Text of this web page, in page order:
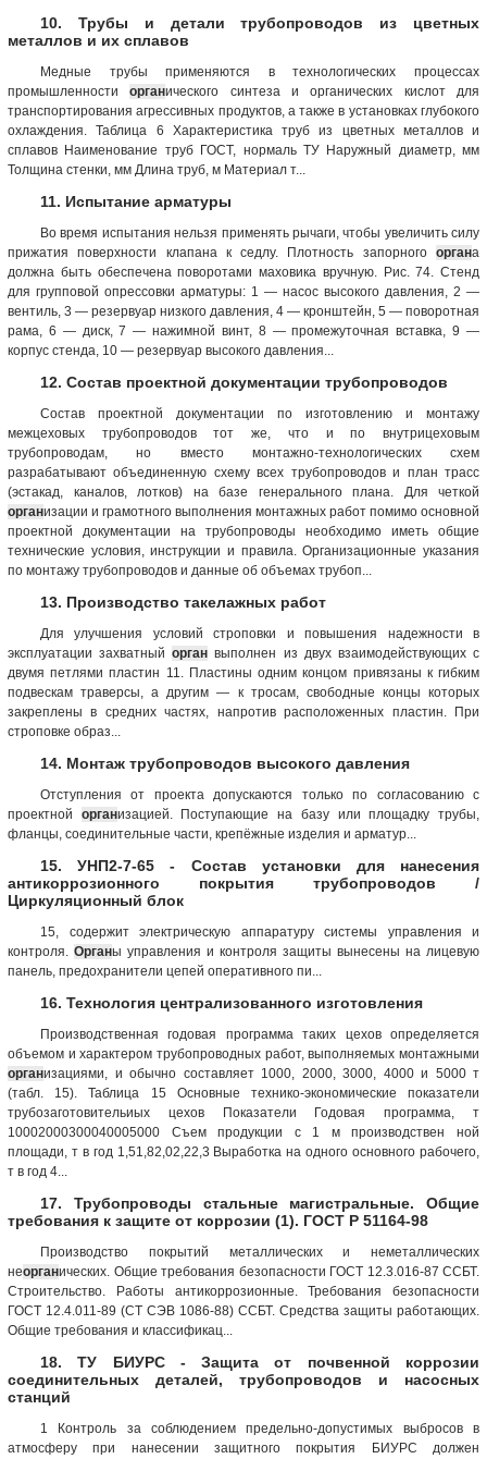
10. Трубы и детали трубопроводов из цветных
металлов и их сплавов
Медные трубы применяются в технологических процессах
промышленностиорганического синтеза и органических кислот для
транспортирования агрессивных продуктов, а также в установках глубокого
охлаждения. Таблица 6 Характеристика труб из цветных металлов и
сплавов Наименование труб ГОСТ, нормаль ТУ Наружный диаметр, мм
Толщина стенки, мм Длина труб, м Материал т...
11. Испытание арматуры
Во время испытания нельзя применять рычаги, чтобы увеличить силу
прижатия поверхности клапана к седлу. Плотность запорного органа
должна быть обеспечена поворотами маховика вручную. Рис. 74. Стенд
для групповой опрессовки арматуры: 1 — насос высокого давления, 2 —
вентиль, 3 — резервуар низкого давления, 4 — кронштейн, 5 — поворотная
рама, 6 — диск, 7 — нажимной винт, 8 — промежуточная вставка, 9 —
корпус стенда, 10 — резервуар высокого давления...
12. Состав проектной документации трубопроводов
Состав проектной документации по изготовлению и монтажу
межцеховых трубопроводов тот же, что и по внутрицеховым
трубопроводам, но вместо монтажно-технологических схем
разрабатывают объединенную схему всех трубопроводов и план трасс
(эстакад, каналов, лотков) на базе генерального плана. Для четкой
организации и грамотного выполнения монтажных работ помимо основной
проектной документации на трубопроводы необходимо иметь общие
технические условия, инструкции и правила. Организационные указания
по монтажу трубопроводов и данные об объемах трубоп...
13. Производство такелажных работ
Для улучшения условий строповки и повышения надежности в
эксплуатации захватныйорган выполнен из двух взаимодействующих с
двумя петлями пластин 11. Пластины одним концом привязаны к гибким
подвескам траверсы, а другим — к тросам, свободные концы которых
закреплены в средних частях, напротив расположенных пластин. При
строповке образ...
14. Монтаж трубопроводов высокого давления
Отступления от проекта допускаются только по согласованию с
проектной организацией. Поступающие на базу или площадку трубы,
фланцы, соединительные части, крепёжные изделия и арматур...
15. УНП2-7-65 - Состав установки для нанесения
антикоррозионного покрытия трубопроводов /
Циркуляционный блок
15, содержит электрическую аппаратуру системы управления и
контроля. Органы управления и контроля защиты вынесены на лицевую
панель, предохранители цепей оперативного пи...
16. Технология централизованного изготовления
Производственная годовая программа таких цехов определяется
объемом и характером трубопроводных работ, выполняемых монтажными
организациями, и обычно составляет 1000, 2000, 3000, 4000 и 5000 т
(табл. 15). Таблица 15 Основные технико-экономические показатели
трубозаготовительиых цехов Показатели Годовая программа, т
10002000300040005000 Съем продукции с 1 м производствен ной
площади, т в год 1,51,82,02,22,3 Выработка на одного основного рабочего,
т в год 4...
17. Трубопроводы стальные магистральные. Общие
требования к защите от коррозии (1). ГОСТ Р 51164-98
Производство покрытий металлических и неметаллических
неорганических. Общие требования безопасности ГОСТ 12.3.016-87 ССБТ.
Строительство. Работы антикоррозионные. Требования безопасности
ГОСТ 12.4.011-89 (СТ СЭВ 1086-88) ССБТ. Средства защиты работающих.
Общие требования и классификац...
18. ТУ БИУРС - Защита от почвенной коррозии
соединительных деталей, трубопроводов и насосных
станций
1 Контроль за соблюдением предельно-допустимых выбросов в
атмосферу при нанесении защитного покрытия БИУРС должен